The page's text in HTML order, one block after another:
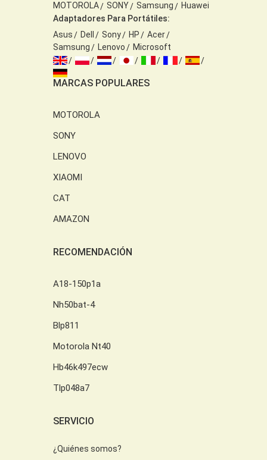
MOTOROLA
SONY Samsung
Huawei
Adaptadores Para Portátiles:
Asus
Dell Sony HP
Acer
Samsung
Lenovo Microsoft
MARCAS POPULARES
MOTOROLA
SONY
LENOVO
XIAOMI
CAT
AMAZON
RECOMENDACIÓN
A18-150p1a
Nh50bat-4
Blp811
Motorola Nt40
Hb46k497ecw
Tlp048a7
SERVICIO
¿Quiénes somos?